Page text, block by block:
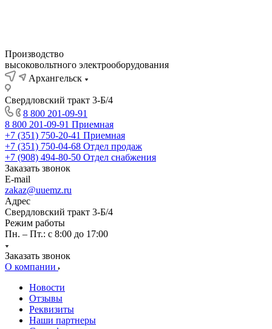
Производство
высоковольтного электрооборудования
Архангельск
Свердловский тракт 3-Б/4
8 800 201-09-91
8 800 201-09-91 Приемная
+7 (351) 750-20-41 Приемная
+7 (351) 750-04-68 Отдел продаж
+7 (908) 494-80-50 Отдел снабжения
Заказать звонок
E-mail
zakaz@uuemz.ru
Адрес
Свердловский тракт 3-Б/4
Режим работы
Пн. – Пт.: с 8:00 до 17:00
Заказать звонок
О компании
Новости
Отзывы
Реквизиты
Наши партнеры